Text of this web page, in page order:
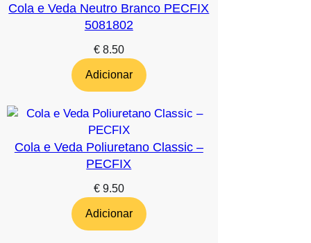
Cola e Veda Neutro Branco PECFIX
5081802
€8.50
Adicionar
Cola e Veda Poliuretano Classic –
PECFIX
€9.50
Adicionar